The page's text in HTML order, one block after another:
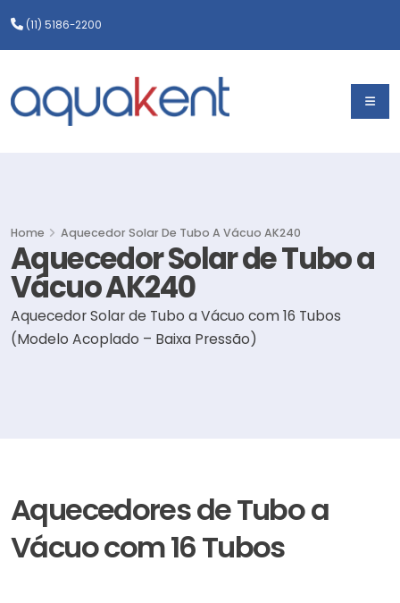
(11) 5186-2200
Aquecedor Solar de Tubo a
Vácuo AK240
Aquecedor Solar de Tubo a Vácuo com 16 Tubos
(Modelo Acoplado – Baixa Pressão)
Home Aquecedor Solar De Tubo A Vácuo AK240
Aquecedores de Tubo a
Vácuo com 16 Tubos